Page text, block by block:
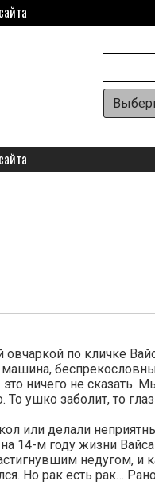
для
Архив
по кличке
ничего не сказать.
ушко заболит, то
или делали
14-м году жизни
недугом, и
Но рак есть рак…